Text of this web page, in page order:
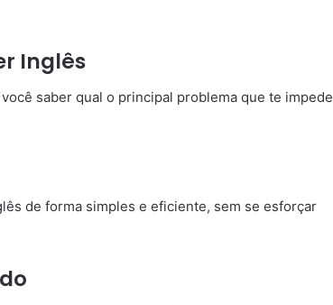
Inglês
saber qual o principal problema que te impede
de forma simples e eficiente, sem se esforçar